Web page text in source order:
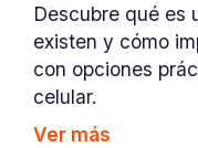
Descubre qué es
existen y cómo
con opciones
celular.
Ver más